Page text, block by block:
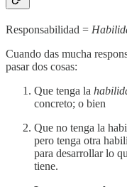
Responsabilidad =
Cuando das mucha
pasar dos cosas:
Que tenga la
concreto; o bien
Que no tenga la
pero tenga otra
para desarrollar lo
tiene.